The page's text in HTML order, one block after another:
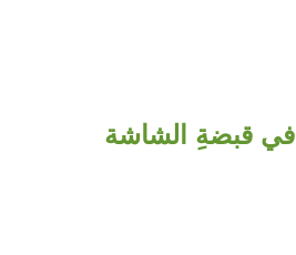
في قبضةِ الشاشة